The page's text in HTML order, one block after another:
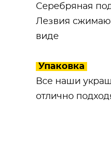
Серебряная
Лезвия
виде
Упаковка
Все наши
отлично